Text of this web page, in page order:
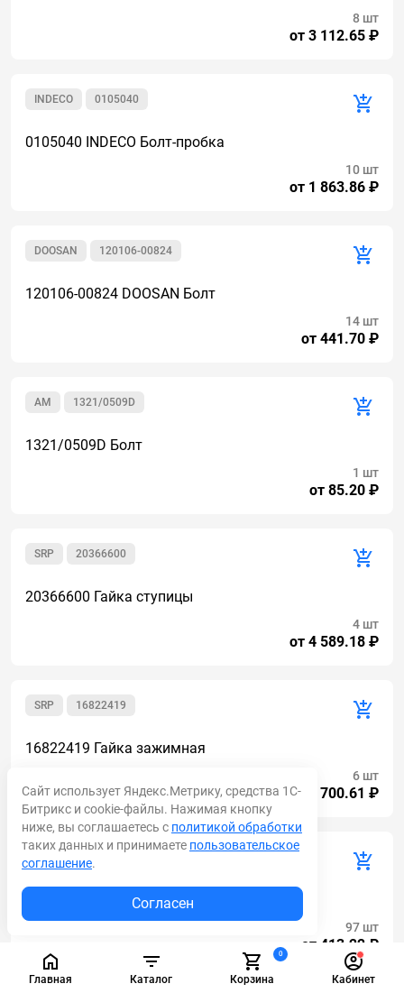
Главная Каталог
0
Корзина Кабинет
от 3 112.65 ₽
8 шт
0105040
INDECO
0105040 INDECO Болт-пробка
от 1 863.86 ₽
10 шт
120106-00824
DOOSAN
120106-00824 DOOSAN Болт
от 441.70 ₽
14 шт
1321/0509D
AM
1321/0509D Болт
от 85.20 ₽
1 шт
20366600
SRP
20366600 Гайка ступицы
от 4 589.18 ₽
4 шт
16822419
SRP
16822419 Гайка зажимная
от 5 700.61 ₽
6 шт
01010-80890 БОЛТ
от 413.22 ₽
97 шт
Сайт использует Яндекс.Метрику, средства 1С-
Битрикс и cookie-файлы. Нажимая кнопку
ниже, вы соглашаетесь с политикой обработки
таких данных и принимаете пользовательское
соглашение.
Согласен